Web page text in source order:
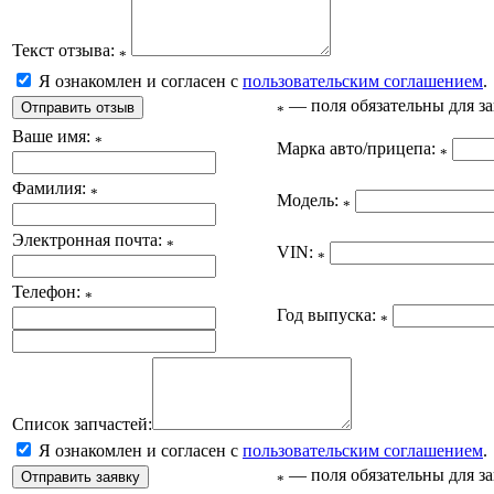
Текст отзыва: *
Я ознакомлен и согласен с пользовательским соглашением.
* — поля обязательны для
Ваше имя: * Марка авто/прицепа: *
Фамилия: * Модель: *
Электронная почта: * VIN: *
Телефон: *
Год выпуска: *
Список запчастей:
Я ознакомлен и согласен с пользовательским соглашением.
* — поля обязательны для